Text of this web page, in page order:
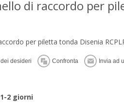
di raccordo per
per piletta tonda Disenia
1-2 giorni